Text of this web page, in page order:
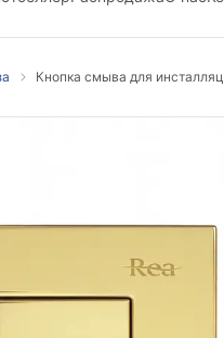
Кнопка смыва для